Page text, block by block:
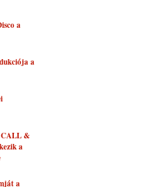
a
a
CALL &
a
a